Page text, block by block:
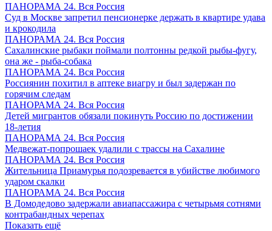
ПАНОРАМА 24. Вся Россия
Суд в Москве запретил пенсионерке держать в квартире удава
и крокодила
ПАНОРАМА 24. Вся Россия
Сахалинские рыбаки поймали полтонны редкой рыбы-фугу,
она же - рыба-собака
ПАНОРАМА 24. Вся Россия
Россиянин похитил в аптеке виагру и был задержан по
горячим следам
ПАНОРАМА 24. Вся Россия
Детей мигрантов обязали покинуть Россию по достижении
18-летия
ПАНОРАМА 24. Вся Россия
Медвежат-попрошаек удалили с трассы на Сахалине
ПАНОРАМА 24. Вся Россия
Жительница Приамурья подозревается в убийстве любимого
ударом скалки
ПАНОРАМА 24. Вся Россия
В Домодедово задержали авиапассажира с четырьмя сотнями
контрабандных черепах
Показать ещё